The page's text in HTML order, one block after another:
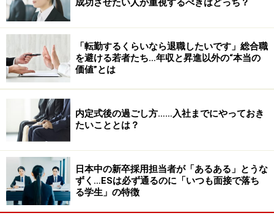
成功させたい人が重視するべきはどっち？
「転勤するくらいなら退職したいです」総合職
を避ける若者たち…年収と昇進以外の“本当の
価値”とは
内定式後の過ごし方……入社までにやっておき
たいこととは？
日本中の新卒採用担当者が「あるある」とうな
ずく…ESは必ず通るのに「いつも面接で落ち
る学生」の特徴